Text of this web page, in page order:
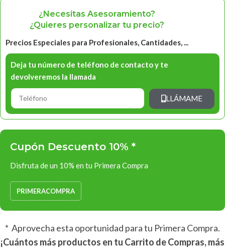
¿Necesitas Asesoramiento?
¿Quieres personalizar tu precio?
Precios Especiales para Profesionales, Cantidades, ...
Deja tu número de teléfono de contacto y te
devolveremos la llamada
LLÁMAME
Cupón Descuento 10% *
Disfruta de un 10% en tu Primera Compra
PRIMERACOMPRA
* Aprovecha esta oportunidad para tu Primera Compra.
¡Cuántos más productos en tu Carrito de Compras, más